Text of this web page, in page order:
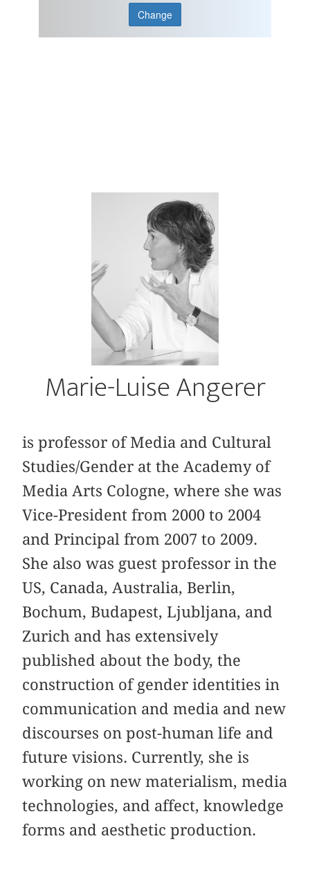
Change
Marie-Luise Angerer
is professor of Media and Cultural
Studies/Gender at the Academy of
Media Arts Cologne, where she was
Vice-President from 2000 to 2004
and Principal from 2007 to 2009.
She also was guest professor in the
US, Canada, Australia, Berlin,
Bochum, Budapest, Ljubljana, and
Zurich and has extensively
published about the body, the
construction of gender identities in
communication and media and new
discourses on post-human life and
future visions. Currently, she is
working on new materialism, media
technologies, and affect, knowledge
forms and aesthetic production.